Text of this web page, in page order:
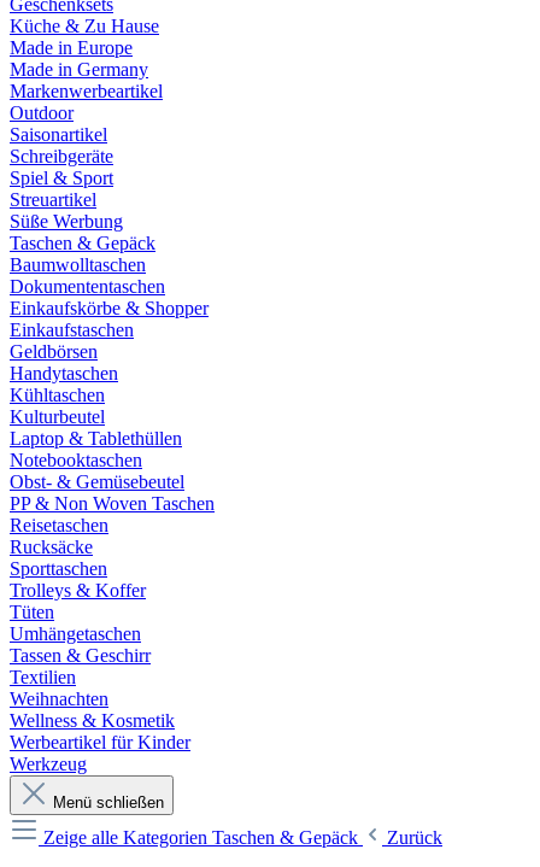
Geschenksets
Küche & Zu Hause
Made in Europe
Made in Germany
Markenwerbeartikel
Outdoor
Saisonartikel
Schreibgeräte
Spiel & Sport
Streuartikel
Süße Werbung
Taschen & Gepäck
Baumwolltaschen
Dokumententaschen
Einkaufskörbe & Shopper
Einkaufstaschen
Geldbörsen
Handytaschen
Kühltaschen
Kulturbeutel
Laptop & Tablethüllen
Notebooktaschen
Obst- & Gemüsebeutel
PP & Non Woven Taschen
Reisetaschen
Rucksäcke
Sporttaschen
Trolleys & Koffer
Tüten
Umhängetaschen
Tassen & Geschirr
Textilien
Weihnachten
Wellness & Kosmetik
Werbeartikel für Kinder
Werkzeug
Menü schließen
Zeige alle Kategorien Taschen & Gepäck
Zurück